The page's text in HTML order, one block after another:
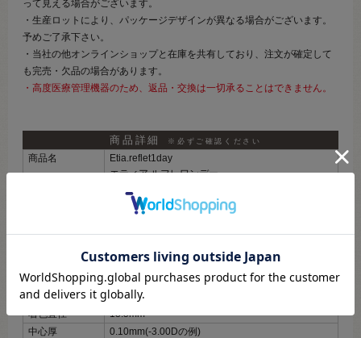
って見える場合がございます。
・生産ロットにより、パッケージデザインが異なる場合がございます。
予めご了承下さい。
・当社の他オンラインショップと在庫を共有しており、注文が確定して
も完売・欠品の場合があります。
・高度医療管理機器のため、返品・交換は一切承ることはできません。
商品詳細 ※必ずご確認ください
商品名
Etia.reflet1day
エティア ルフレワンデー
±0.00～‐8.00
1箱6枚入
BC(ベースカー
ブ)
8.5mm
DIA(レンズ直径)
14.0mm
着色直径
13.5mm
中心厚
0.10mm(-3.00Dの例)